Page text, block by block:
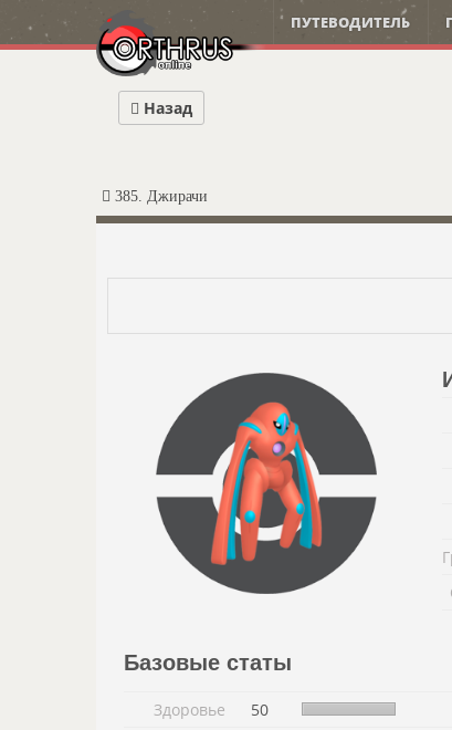
ПУТЕВОДИТЕЛЬ
385. Джирачи
Назад
Базовые статы
Здоровье
50